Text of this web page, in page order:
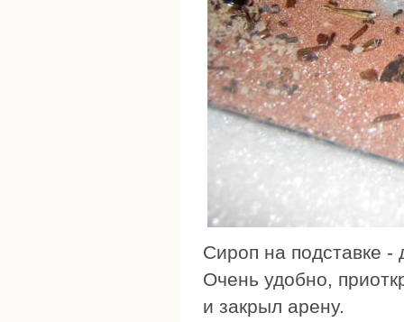
Сироп на подставке -
Очень удобно,
и закрыл арену.